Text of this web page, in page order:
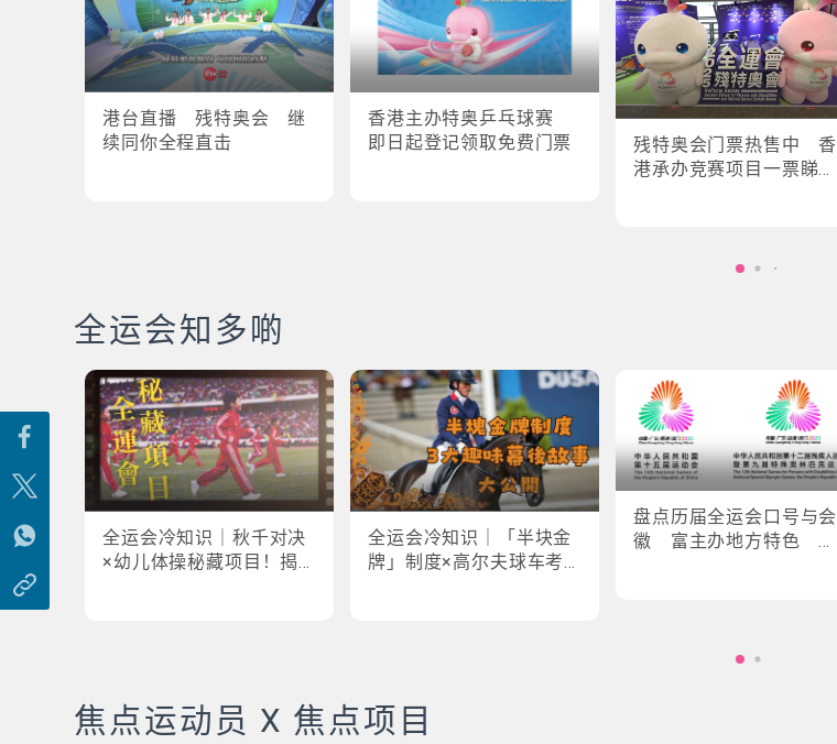
港台直播 残特奥会 继
续同你全程直击
香港主办特奥乒乓球赛
即日起登记领取免费门票
残特奥会门票热售中 香
港承办竞赛项目一票睇所
全运会知多啲
全运会冷知识｜秋千对决
×幼儿体操秘藏项目！揭
全运会冷知识｜「半块金
牌」制度×高尔夫球车考
盘点历届全运会口号与会
徽 富主办地方特色 数
焦点运动员 X 焦点项目